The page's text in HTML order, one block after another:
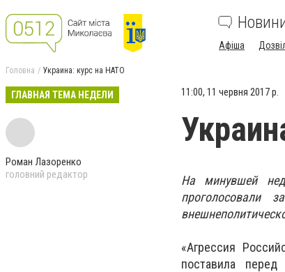
Афіша
Головна Украина: курс на НАТО
ГЛАВНАЯ ТЕМА НЕДЕЛИ
Роман Лазоренко
головний редактор
11:00, 11 червня 2017 р.
На минувшей
проголосовали
«Агрессия
поставила перед